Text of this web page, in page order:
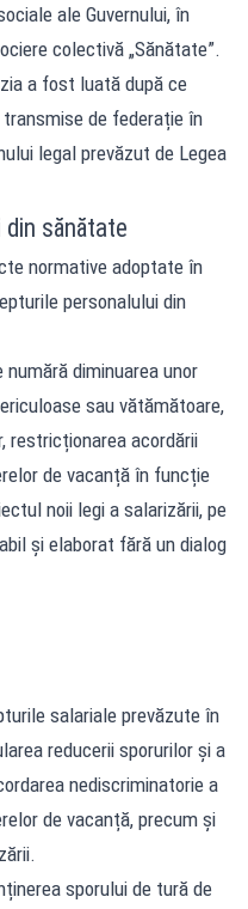
ale Guvernului, în
colectivă „Sănătate”.
a fost luată după ce
de federație în
legal prevăzut de Legea
sănătate
normative adoptate în
personalului din
diminuarea unor
sau vătămătoare,
restricționarea acordării
de vacanță în funcție
noii legi a salarizării, pe
și elaborat fără un dialog
salariale prevăzute în
reducerii sporurilor și a
nediscriminatorie a
de vacanță, precum și
sporului de tură de